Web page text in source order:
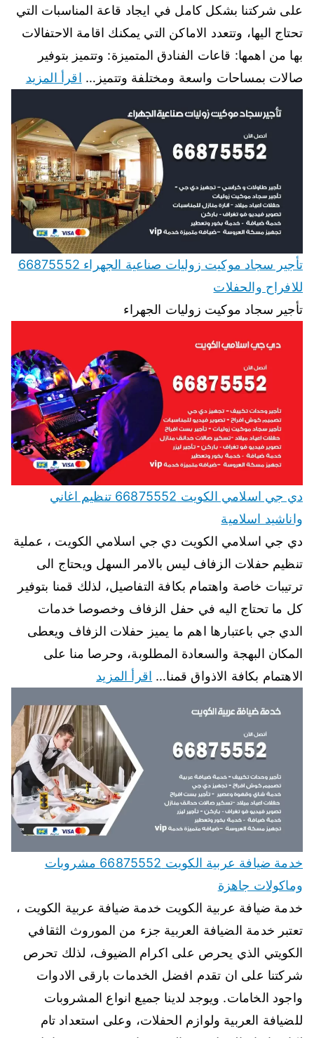
على شركتنا بشكل كامل في ايجاد قاعة المناسبات التي
تحتاج اليها، وتتعدد الاماكن التي يمكنك اقامة الاحتفالات
بها من اهمها: قاعات الفنادق المتميزة: وتتميز بتوفير
صالات بمساحات واسعة ومختلفة وتتميز… اقرأ المزيد
تأجير سجاد موكيت زوليات صناعية الجهراء 66875552
للافراح والحفلات
تأجير سجاد موكيت زوليات الجهراء
دي جي اسلامي الكويت 66875552 تنظيم اغاني
واناشيد اسلامية
دي جي اسلامي الكويت دي جي اسلامي الكويت ، عملية
تنظيم حفلات الزفاف ليس بالامر السهل ويحتاج الى
ترتيبات خاصة واهتمام بكافة التفاصيل، لذلك قمنا بتوفير
كل ما تحتاج اليه في حفل الزفاف وخصوصا خدمات
الدي جي باعتبارها اهم ما يميز حفلات الزفاف ويعطى
المكان البهجة والسعادة المطلوبة، وحرصا منا على
الاهتمام بكافة الاذواق قمنا… اقرأ المزيد
خدمة ضيافة عربية الكويت 66875552 مشروبات
وماكولات جاهزة
خدمة ضيافة عربية الكويت خدمة ضيافة عربية الكويت ،
تعتبر خدمة الضيافة العربية جزء من الموروث الثقافي
الكويتي الذي يحرص على اكرام الضيوف، لذلك تحرص
شركتنا على ان تقدم افضل الخدمات بارقى الادوات
واجود الخامات. ويوجد لدينا جميع انواع المشروبات
للضيافة العربية ولوازم الحفلات، وعلى استعداد تام